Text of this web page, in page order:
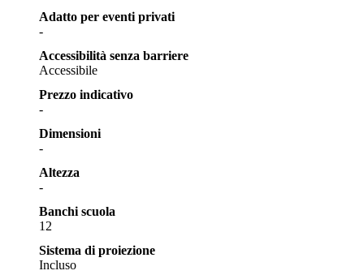
Adatto per eventi privati
-
Accessibilità senza barriere
Accessibile
Prezzo indicativo
-
Dimensioni
-
Altezza
-
Banchi scuola
12
Sistema di proiezione
Incluso